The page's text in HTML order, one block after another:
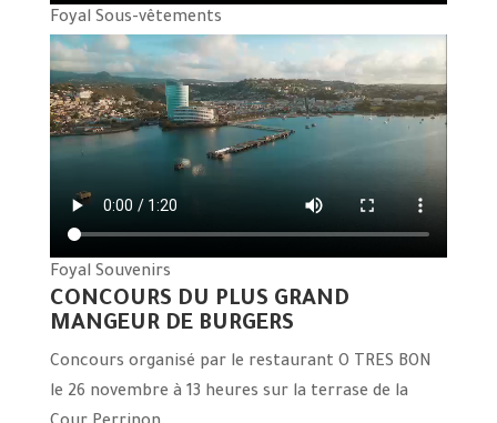
Foyal Sous-vêtements
Foyal Souvenirs
CONCOURS DU PLUS GRAND
MANGEUR DE BURGERS
Concours organisé par le restaurant O TRES BON
le 26 novembre à 13 heures sur la terrase de la